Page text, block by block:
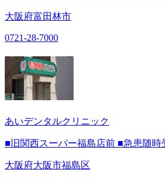
大阪府富田林市
0721-28-7000
あいデンタルクリニック
■旧関西スーパー福島店前 ■急患随時
大阪府大阪市福島区